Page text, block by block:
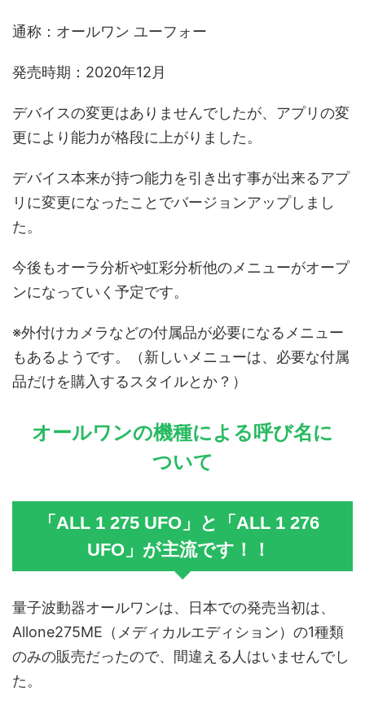
通称：オールワン ユーフォー
発売時期：2020年12月
デバイスの変更はありませんでしたが、アプリの変
更により能力が格段に上がりました。
デバイス本来が持つ能力を引き出す事が出来るアプ
リに変更になったことでバージョンアップしまし
た。
今後もオーラ分析や虹彩分析他のメニューがオープ
ンになっていく予定です。
※外付けカメラなどの付属品が必要になるメニュー
もあるようです。（新しいメニューは、必要な付属
品だけを購入するスタイルとか？）
オールワンの機種による呼び名に
ついて
「ALL 1 275 UFO」と「ALL 1 276
UFO」が主流です！！
量子波動器オールワンは、日本での発売当初は、
Allone275ME（メディカルエディション）の1種類
のみの販売だったので、間違える人はいませんでし
た。